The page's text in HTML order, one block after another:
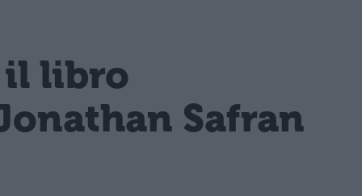
il libro
Safran